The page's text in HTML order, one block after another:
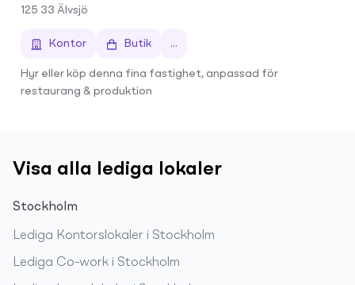
125 33 Älvsjö
Kontor Butik ...
Hyr eller köp denna fina fastighet, anpassad för
restaurang & produktion
Visa alla lediga lokaler
Stockholm
Lediga Kontorslokaler i Stockholm
Lediga Co-work i Stockholm